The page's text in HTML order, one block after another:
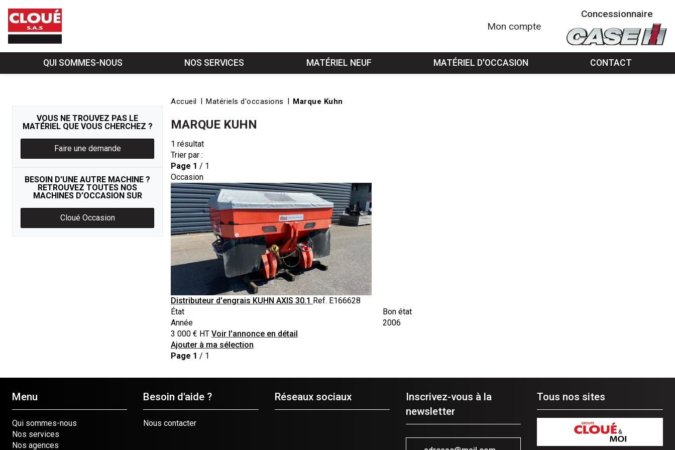
Mon compte
Concessionnaire
QUI SOMMES-NOUS NOS SERVICES MATÉRIEL NEUF MATÉRIEL D'OCCASION CONTACT
VOUS NE TROUVEZ PAS LE
MATÉRIEL QUE VOUS CHERCHEZ ?
Faire une demande
BESOIN D'UNE AUTRE MACHINE ?
RETROUVEZ TOUTES NOS
MACHINES D’OCCASION SUR
Cloué Occasion
Accueil Matériels d'occasions Marque Kuhn
MARQUE KUHN
1 résultat
Trier par :
Page 1 / 1
Occasion
Distributeur d'engrais KUHN AXIS 30.1 Ref. E166628
État
Bon état
Année
2006
3 000 € HT Voir l'annonce en détail
Ajouter à ma sélection
Page 1 / 1
Menu
Qui sommes-nous
Nos services
Nos agences
Besoin d'aide ?
Nous contacter
Réseaux sociaux
Inscrivez-vous à la
newsletter
Tous nos sites